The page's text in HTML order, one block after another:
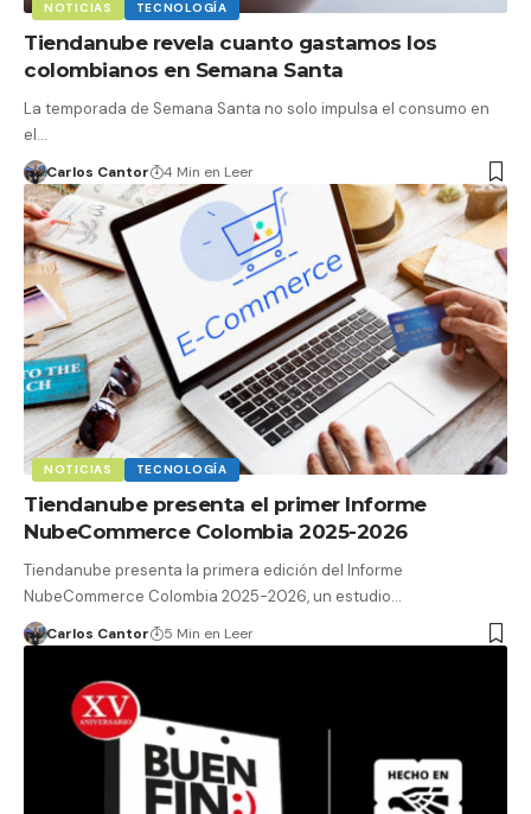
NOTICIAS TECNOLOGÍA
Tiendanube revela cuanto gastamos los
colombianos en Semana Santa
La temporada de Semana Santa no solo impulsa el consumo en
el…
Carlos Cantor 4 Min en Leer
NOTICIAS TECNOLOGÍA
Tiendanube presenta el primer Informe
NubeCommerce Colombia 2025-2026
Tiendanube presenta la primera edición del Informe
NubeCommerce Colombia 2025-2026, un estudio…
Carlos Cantor 5 Min en Leer